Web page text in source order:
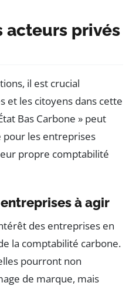
acteurs privés
il est crucial
et les citoyens dans cette
Bas Carbone » peut
les entreprises
propre comptabilité
à agir
des entreprises en
la comptabilité carbone.
pourront non
de marque, mais